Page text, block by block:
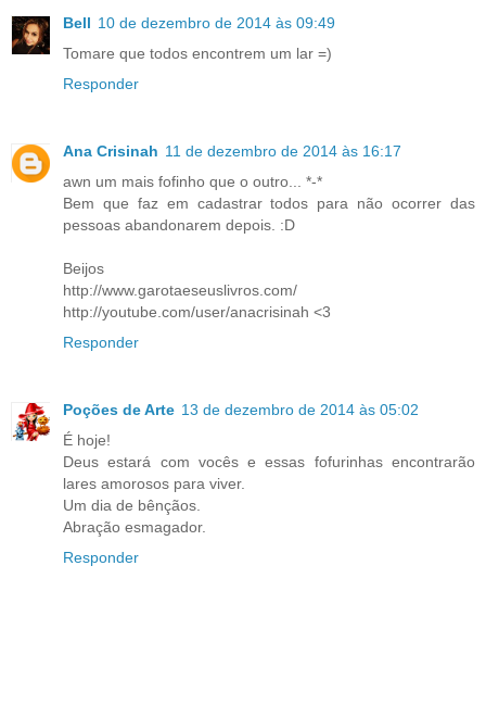
Bell 10 de dezembro de 2014 às 09:49
Tomare que todos encontrem um lar =)
Responder
Ana Crisinah 11 de dezembro de 2014 às 16:17
awn um mais fofinho que o outro... *-*
Bem que faz em cadastrar todos para não ocorrer das
pessoas abandonarem depois. :D
Beijos
http://www.garotaeseuslivros.com/
http://youtube.com/user/anacrisinah <3
Responder
Poções de Arte 13 de dezembro de 2014 às 05:02
É hoje!
Deus estará com vocês e essas fofurinhas encontrarão
lares amorosos para viver.
Um dia de bênçãos.
Abração esmagador.
Responder